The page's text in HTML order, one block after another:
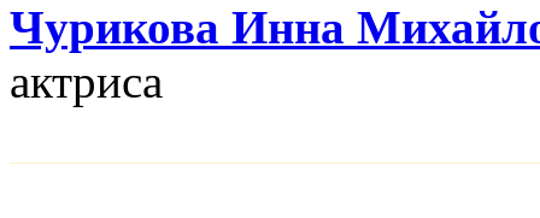
Чурикова Инна
актриса